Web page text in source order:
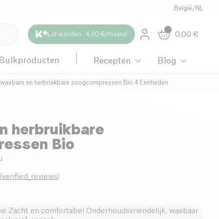
België /NL
Lid worden · 4,90 €/maand 0.00 €
Recepten Blog
wasbare en herbruikbare zoogcompressen Bio 4 Eenheden
herbruikbare
Bio
(verified_reviews)
Zacht en comfortabel Onderhoudsvriendelijk, wasbaar